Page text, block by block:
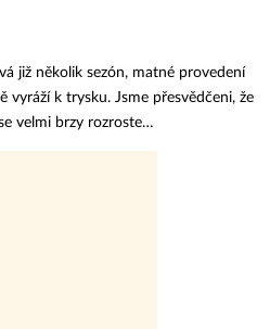
již několik sezón, matné provedení
vyráží k trysku. Jsme přesvědčeni, že
velmi brzy rozroste…